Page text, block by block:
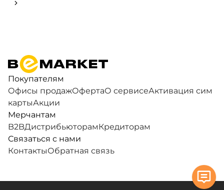
Покупателям
Офисы продажОфертаО сервисеАктивация сим
картыАкции
Мерчантам
B2BДистрибьюторамКредиторам
Связаться с нами
КонтактыОбратная связь